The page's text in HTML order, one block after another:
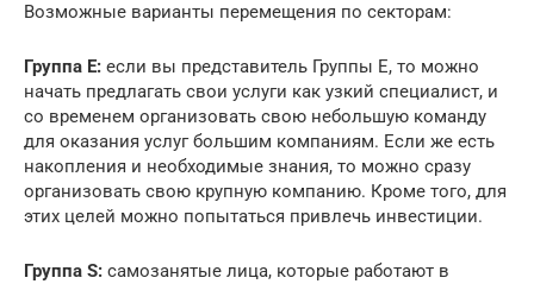
Возможные варианты перемещения по секторам:
Группа E: если вы представитель Группы E, то можно
начать предлагать свои услуги как узкий специалист, и
со временем организовать свою небольшую команду
для оказания услуг большим компаниям. Если же есть
накопления и необходимые знания, то можно сразу
организовать свою крупную компанию. Кроме того, для
этих целей можно попытаться привлечь инвестиции.
Группа S: самозанятые лица, которые работают в